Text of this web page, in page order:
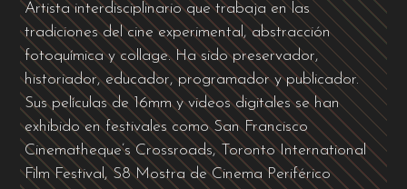
Artista interdisciplinario que trabaja en las
tradiciones del cine experimental, abstracción
fotoquímica y collage. Ha sido preservador,
historiador, educador, programador y publicador.
Sus películas de 16mm y videos digitales se han
exhibido en festivales como San Francisco
Cinematheque’s Crossroads, Toronto International
Film Festival, S8 Mostra de Cinema Periférico